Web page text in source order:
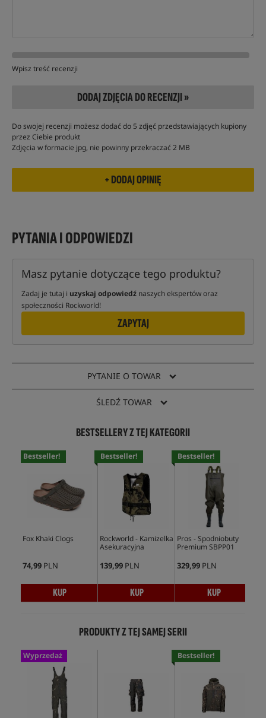
Wpisz treść recenzji
DODAJ ZDJĘCIA DO RECENZJI »
Do swojej recenzji możesz dodać do 5 zdjęć przedstawiających kupiony
przez Ciebie produkt
Zdjęcia w formacie jpg, nie powinny przekraczać 2 MB
PYTANIA I ODPOWIEDZI
Masz pytanie dotyczące tego produktu?
Zadaj je tutaj i uzyskaj odpowiedź naszych ekspertów oraz
społeczności Rockworld!
ZAPYTAJ
PYTANIE O TOWAR
ŚLEDŹ TOWAR
BESTSELLERY Z TEJ KATEGORII
Bestseller!
Fox Khaki Clogs
74,99 PLN
KUP
Bestseller!
Rockworld - Kamizelka
Asekuracyjna
139,99 PLN
KUP
Bestseller!
Pros - Spodniobuty
Premium SBPP01
329,99 PLN
KUP
PRODUKTY Z TEJ SAMEJ SERII
Wyprzedaż Bestseller!